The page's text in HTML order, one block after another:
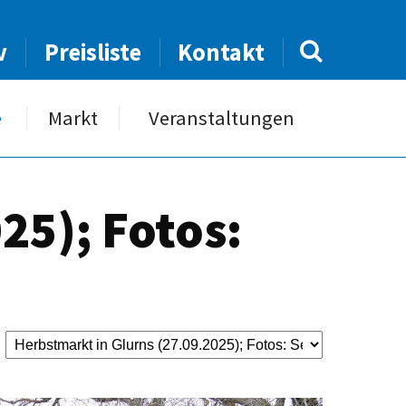
Preisliste Kontakt
Markt Veranstaltungen
Fotos: